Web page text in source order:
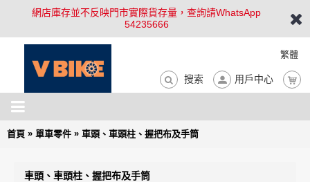
網店庫存並不反映門市實際貨存量，查詢請WhatsApp
54235666
繁體
搜索 用戶中心
首頁 » 單車零件 » 車頭、車頭柱、握把布及手筒
車頭、車頭柱、握把布及手筒